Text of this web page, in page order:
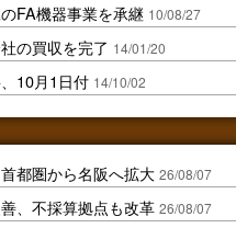
FA機器事業を承継 10/08/27
の買収を完了 14/01/20
10月1日付 14/10/02
都圏から名阪へ拡大 26/08/07
、不採算拠点も改革 26/08/07